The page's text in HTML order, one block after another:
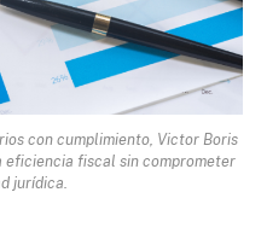
con cumplimiento, Victor Boris
fiscal sin comprometer
jurídica.